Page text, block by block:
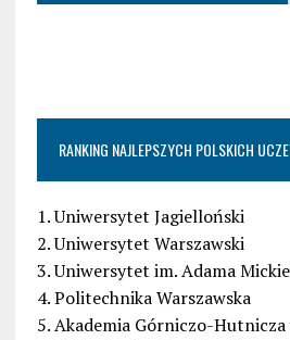
RANKING NAJLEPSZYCH POLSKICH
1. Uniwersytet Jagielloński
2. Uniwersytet Warszawski
3. Uniwersytet im. Adama
4. Politechnika Warszawska
5. Akademia Górniczo-